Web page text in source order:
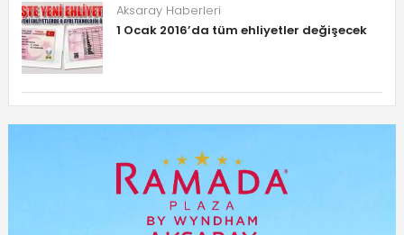
Aksaray Haberleri
1 Ocak 2016’da tüm ehliyetler değişecek